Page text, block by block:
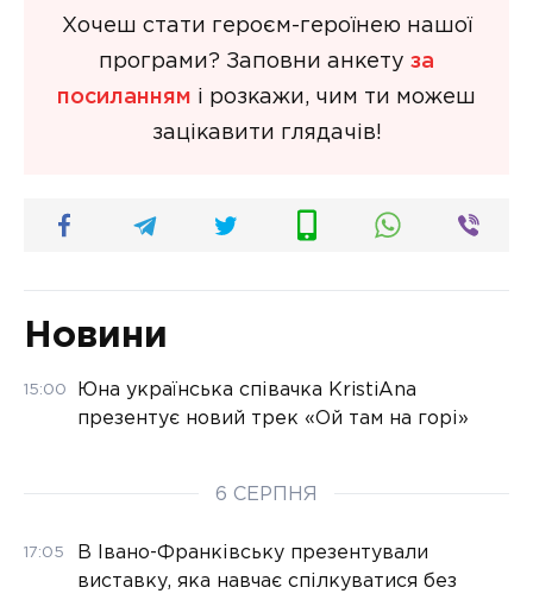
Хочеш стати героєм-героїнею нашої
програми? Заповни анкету за
посиланням і розкажи, чим ти можеш
зацікавити глядачів!
Новини
15:00
Юна українська співачка KristiAna
презентує новий трек «Ой там на горі»
6 СЕРПНЯ
17:05
В Івано-Франківську презентували
виставку, яка навчає спілкуватися без